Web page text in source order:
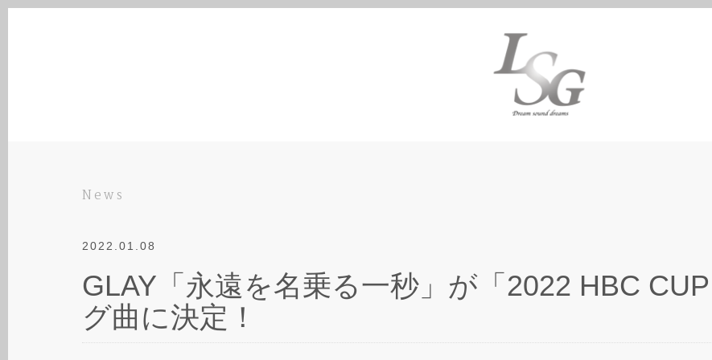
News
2022.01.08
GLAY「永遠を名乗る一秒」が「2022 HBC
グ曲に決定！